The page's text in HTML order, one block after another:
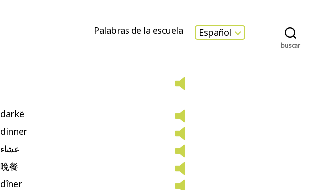
Palabras de la escuela Español
buscar
darkë
dinner
عشاء
晚餐
dîner